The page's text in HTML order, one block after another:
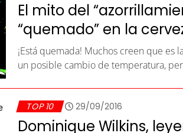
El mito del
“quemado” en la
¡Está quemada! Muchos creen que es
un posible cambio de temperatura,
TOP 10 29/09/2016
Dominique Wilkins,